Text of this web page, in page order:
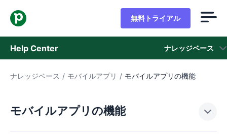
無料トライアル
Help Center ナレッジベース
ナレッジベース
ナレッジベース / モバイルアプリ / モバイルアプリの機能
モバイルアプリの機能